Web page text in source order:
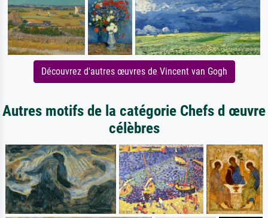
Découvrez d'autres œuvres de Vincent van Gogh
Autres motifs de la catégorie Chefs d œuvre
célèbres